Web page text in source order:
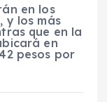
en los
y los más
que en la
en
pesos por